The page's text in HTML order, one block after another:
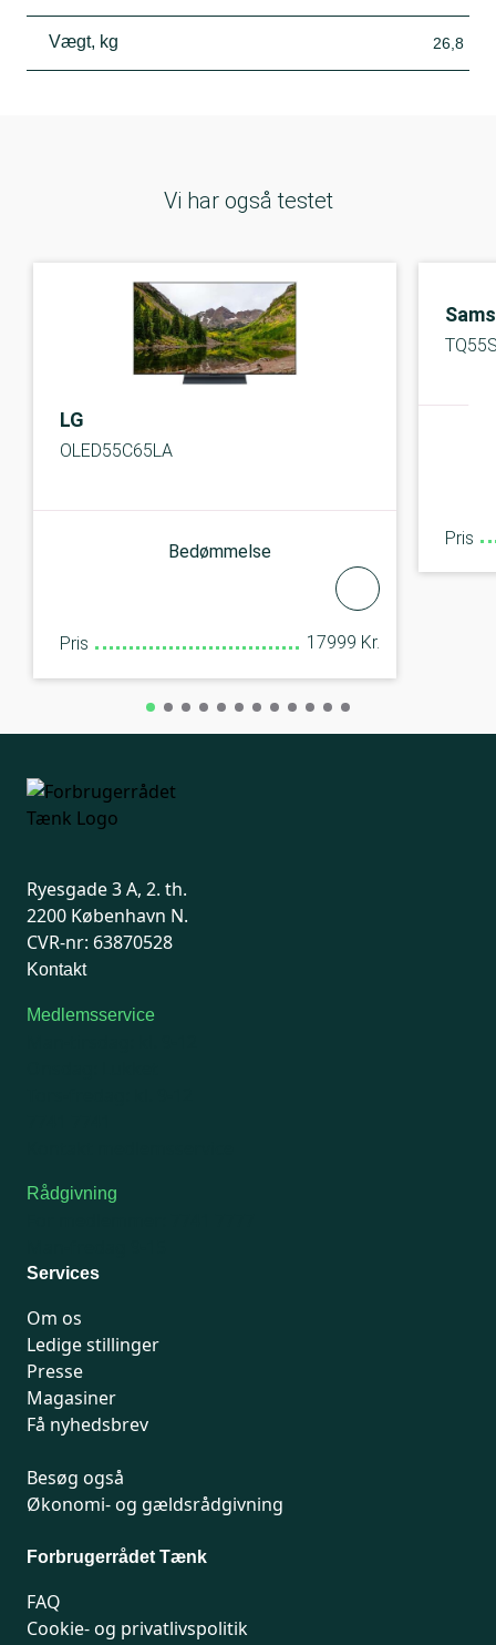
Vægt, kg 26,8
Vi har også testet
LG
OLED55C65LA
Bedømmelse
Pris 17999 Kr.
Pris
Ryesgade 3 A, 2. th.
2200 København N.
CVR-nr: 63870528
Kontakt
Medlemsservice
Rådgivning
Services
Om os
Ledige stillinger
Presse
Magasiner
Få nyhedsbrev
Besøg også
Økonomi- og gældsrådgivning
Forbrugerrådet Tænk
FAQ
Cookie- og privatlivspolitik